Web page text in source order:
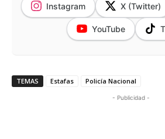
Instagram X (Twitter)
YouTube
TEMAS Estafas Policía Nacional
- Publicidad -